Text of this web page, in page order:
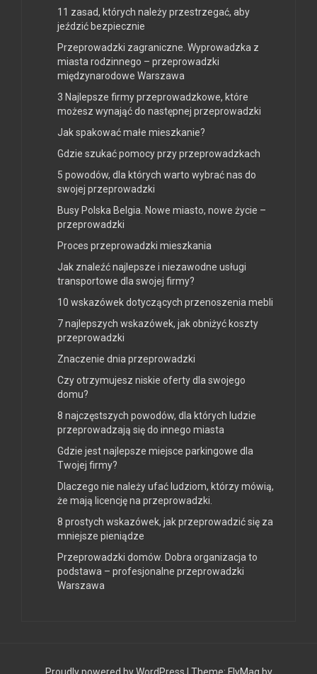
11 zasad, których należy przestrzegać, aby
jeździć bezpiecznie
Przeprowadzki zagraniczne. Wyprowadzka z
miasta rodzinnego – przeprowadzki
międzynarodowe Warszawa
3 Najlepsze firmy przeprowadzkowe, które
możesz wynająć do następnej przeprowadzki
Jak spakować małe mieszkanie?
Gdzie szukać pomocy przy przeprowadzkach
5 powodów, dla których warto wybrać nas do
swojej przeprowadzki
Busy Polska Belgia. Nowe miasto, nowe życie –
przeprowadzki
Proces przeprowadzki mieszkania
Jak znaleźć najlepsze i niezawodne usługi
transportowe dla swojej firmy?
10 wskazówek dotyczących przenoszenia mebli
7 najlepszych wskazówek, jak obniżyć koszty
przeprowadzki
Znaczenie dnia przeprowadzki
Czy otrzymujesz niskie oferty dla swojego
domu?
8 najczęstszych powodów, dla których ludzie
przeprowadzają się do innego miasta
Gdzie jest najlepsze miejsce parkingowe dla
Twojej firmy?
Dlaczego nie należy ufać ludziom, którzy mówią,
że mają licencję na przeprowadzki.
8 prostych wskazówek, jak przeprowadzić się za
mniejsze pieniądze
Przeprowadzki domów. Dobra organizacja to
podstawa – profesjonalne przeprowadzki
Warszawa